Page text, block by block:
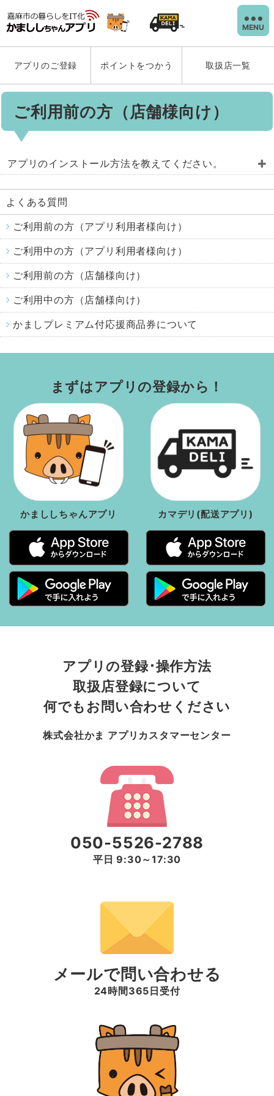
MENU
アプリのご登録 ポイントをつかう 取扱店一覧
ご利用前の方（店舗様向け）
アプリのインストール方法を教えてください。
下記のリンクよりアプリのインストールをお願いい
たします。
ご利用者様向け
Androidの方はGoogle Playストア
店舗様向け
Androidの方は Google Playストアから
インストールから会員登録までの詳しい流れについ
よくある質問
ご利用前の方（アプリ利用者様向け）
ご利用中の方（アプリ利用者様向け）
ご利用前の方（店舗様向け）
ご利用中の方（店舗様向け）
かましプレミアム付応援商品券について
まずはアプリの登録から！
かまししちゃんアプリ カマデリ(配送アプリ)
アプリの登録･操作方法
取扱店登録について
何でもお問い合わせください
株式会社かま アプリカスタマーセンター
050-5526-2788
平日 9:30～17:30
メールで問い合わせる
24時間365日受付